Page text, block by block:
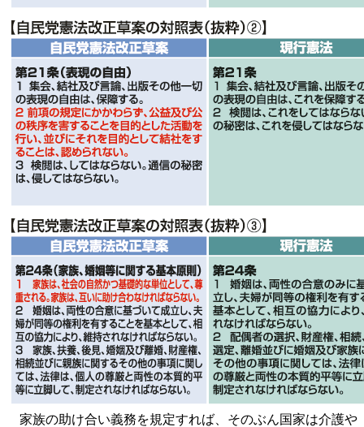
家族の助け合い義務を規定すれば、そのぶん国家は介護や